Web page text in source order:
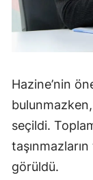
Hazine’nin
seçildi.
görüldü.